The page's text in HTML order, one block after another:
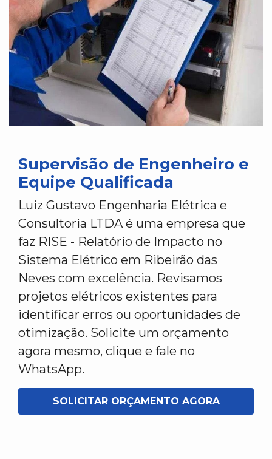
Supervisão de Engenheiro e
Equipe Qualificada
Luiz Gustavo Engenharia Elétrica e
Consultoria LTDA é uma empresa que
faz RISE - Relatório de Impacto no
Sistema Elétrico em Ribeirão das
Neves com excelência. Revisamos
projetos elétricos existentes para
identificar erros ou oportunidades de
otimização. Solicite um orçamento
agora mesmo, clique e fale no
WhatsApp.
SOLICITAR ORÇAMENTO AGORA